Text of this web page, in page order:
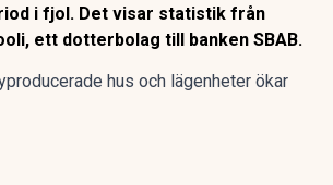
i fjol. Det visar statistik från
ett dotterbolag till banken SBAB.
hus och lägenheter ökar